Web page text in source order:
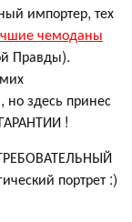
импортер, тех
чемоданы
Правды).
но здесь принес
!
портрет :)